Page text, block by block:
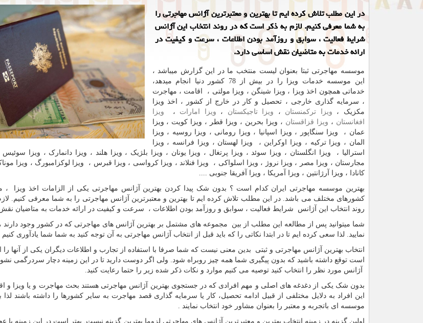
در این مطلب تلاش کرده ایم تا بهترین و معتبرترین آژانس مهاجرتی را
به شما معرفی کنیم. لازم به ذکر است که در روند انتخاب این آژانس
شرایط فعالیت ، سوابق و روزآمد بودن اطلاعات ، سرعت و کیفیت در
ارائه خدمات به متاضیان نقش اساسی دارد.
موسسه مهاجرتی ثبتا بعنوان لیست منتخب ما در این گزارش میباشد ،
این موسسه خدمات ویزا را در بیش از 78 کشور دنیا انجام میدهد،
خدماتی همچون اخذ ویزا ، ویزا شینگن ، ویزا مولتی ، اقامت ، مهاجرت
، سرمایه گذاری خارجی ، تحصیل و کار در خارج از کشور ، اخذ ویزا
مکزیک ، ویزا ترکمنستان ، ویزا تاجیکستان ، ویزا امارات ، ویزا
افغانستان ، ویزا قزاقستان ، ویزا بحرین ، ویزا قطر ، ویزا کویت ، ویزا
عمان ، ویزا سنگاپور ، ویزا اسپانیا ، ویزا رومانی ، ویزا روسیه ، ویزا
المان ، ویزا ترکیه ، ویزا اوکراین ، ویزا لهستان ، ویزا فرانسه ، ویزا
استرالیا ، ویزا انگلستان ، ویزا سوئد ، ویزا پرتغال ، ویزا یونان ، ویزا بلژیک ، ویزا هلند ، ویزا دانمارک ، ویزا سوئیس
مجارستان ، ویزا مصر ، ویزا نروژ ، ویزا اسلواکی ، ویزا فنلاند ، ویزا کرواسی ، ویزا قبرس ، ویزا لوکزامبورگ ، ویزا موناکو
کانادا ، ویزا آرژانتین ، ویزا آمریکا ، ویزا آفریقا جنوبی ....
بهترین موسسه مهاجرتی ایران کدام است ؟ بدون شک پیدا کردن بهترین آژانس مهاجرتی یکی از الزامات اخذ ویزا ،
کشورهای مختلف می باشد. در این مطلب تلاش کرده ایم تا بهترین و معتبرترین آژانس مهاجرتی را به شما معرفی کنیم.
روند انتخاب این آژانس شرایط فعالیت ، سوابق و روزآمد بودن اطلاعات ، سرعت و کیفیت در ارائه خدمات به متاضیان
شما میتوانید پس از مطالعه این مطلب از بین مجموعه های مشتمل بر بهترین آژانس های مهاجرتی که در کشور وجود دارند
نمایید. لذا سعی کرده ایم تا در ابتدا نکاتی را که باید قبل از انتخاب آژانس مهاجرتی به آن توجه کنید به شما شما یادآوری کنیم
انتخاب بهترین آژانس مهاجرتی و ثبتی بدین معنی نیست که شما صرفا با استفاده از تجارب و اطلاعات دیگران یکی از آنها را
است توقع داشته باشید که بدون پیگیری شما همه چیز روبراه شود. ولی اگر دوست دارید تا در این زمینه دچار سردرگمی
آژانس مورد نظر را انتخاب کنید توصیه می کنیم موارد و نکات ذکر شده زیر را حتما رعایت کنید.
بدون شک یکی از دغدغه های اصلی و مهم افرادی که در جستجوی بهترین آژانس مهاجرتی هستند بحث مهاجرت و یا ویزا و
این افراد به دلایل مختلفی از قبیل ادامه تحصیل، کار یا سرمایه گذاری قصد مهاجرت به سایر کشورها را داشته باشند لذا
موسسه ای باتجربه و معتبر را بعنوان مشاور خود انتخاب نمایند .
اولین گزینه در زمینه انتخاب بهترین و معتبرترین آژانس های مهاجرتی لزوما بهترین گزینه نیست. بهتر است در این زمینه با